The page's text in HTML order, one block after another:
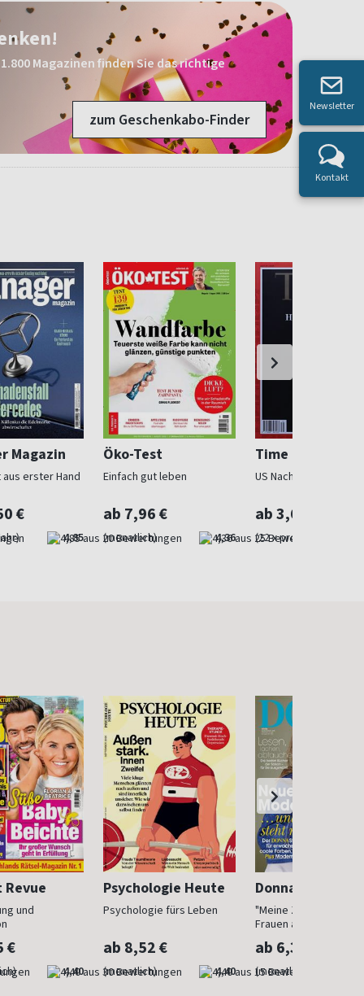
Magazinen finden Sie das richtige
zum Geschenkabo-Finder
Magazin
erster Hand
€
4,85
Öko-Test
Einfach gut leben
ab 7,96 €
(monatlich) 4,36
Time Magazine
US
ab 3,63 €
(22 x pro Jahr)
und
€
4,40
Psychologie Heute
Psychologie fürs Leben
ab 8,52 €
(monatlich) 4,40
Donna
"Meine Zeit ist jetzt":
Frauen ab 40
ab 6,30 €
(monatlich)
Newsletter
Kontakt